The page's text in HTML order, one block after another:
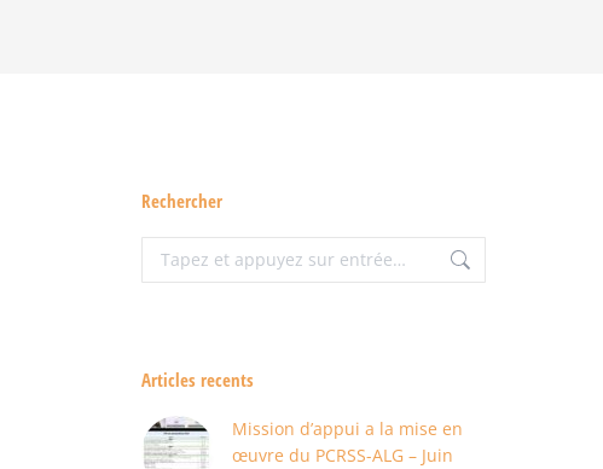
Rechercher
Recherche
Articles recents
Mission d’appui a la mise en
œuvre du PCRSS-ALG – Juin